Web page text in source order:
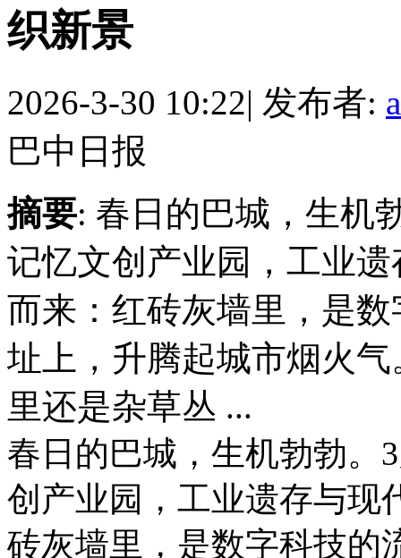
织新景
2026-3-30 10:22| 发布者:
巴中日报
摘要: 春日的巴城，生机
记忆文创产业园，工业
而来：红砖灰墙里，是
址上，升腾起城市烟火
里还是杂草丛 ...
春日的巴城，生机勃勃。
创产业园，工业遗存与现
砖灰墙里，是数字科技的